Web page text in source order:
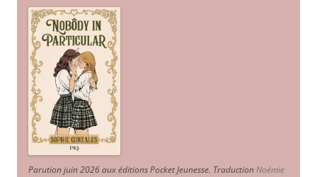
Parution juin 2026 aux éditions Pocket Jeunesse. TraductionNoémie